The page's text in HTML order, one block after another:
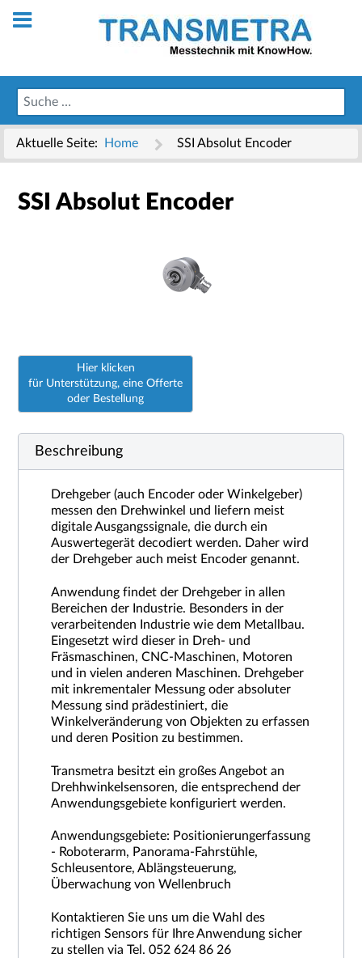
Aktuelle Seite: Home SSI Absolut Encoder
SSI Absolut Encoder
Hier klicken
für Unterstützung, eine Offerte
oder Bestellung
Beschreibung
Drehgeber (auch Encoder oder Winkelgeber)
messen den Drehwinkel und liefern meist
digitale Ausgangssignale, die durch ein
Auswertegerät decodiert werden. Daher wird
der Drehgeber auch meist Encoder genannt.
Anwendung findet der Drehgeber in allen
Bereichen der Industrie. Besonders in der
verarbeitenden Industrie wie dem Metallbau.
Eingesetzt wird dieser in Dreh- und
Fräsmaschinen, CNC-Maschinen, Motoren
und in vielen anderen Maschinen. Drehgeber
mit inkrementaler Messung oder absoluter
Messung sind prädestiniert, die
Winkelveränderung von Objekten zu erfassen
und deren Position zu bestimmen.
Transmetra besitzt ein großes Angebot an
Drehhwinkelsensoren, die entsprechend der
Anwendungsgebiete konfiguriert werden.
Anwendungsgebiete: Positionierungerfassung
- Roboterarm, Panorama-Fahrstühle,
Schleusentore, Ablängsteuerung,
Überwachung von Wellenbruch
Kontaktieren Sie uns um die Wahl des
richtigen Sensors für Ihre Anwendung sicher
zu stellen via Tel. 052 624 86 26